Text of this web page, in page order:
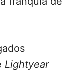
Lightyear